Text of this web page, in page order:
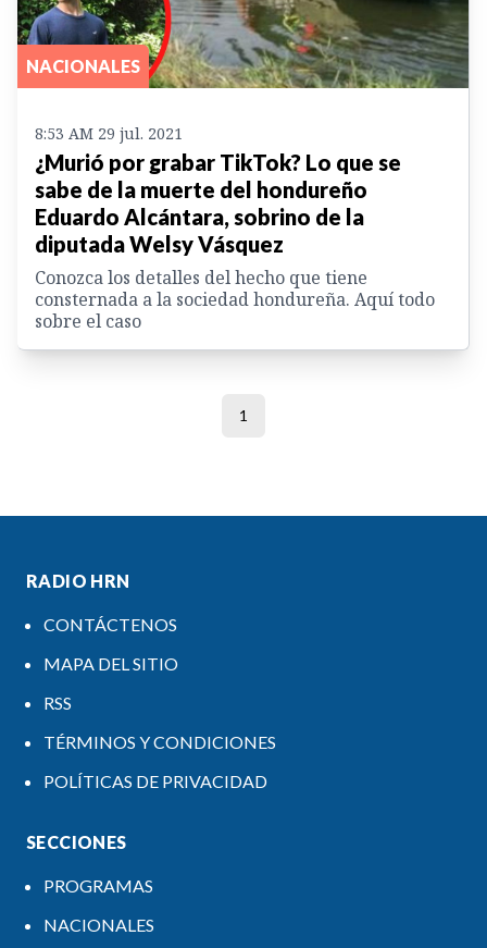
NACIONALES
8:53 AM 29 jul. 2021
¿Murió por grabar TikTok? Lo que se
sabe de la muerte del hondureño
Eduardo Alcántara, sobrino de la
diputada Welsy Vásquez
Conozca los detalles del hecho que tiene
consternada a la sociedad hondureña. Aquí todo
sobre el caso
1
RADIO HRN
CONTÁCTENOS
MAPA DEL SITIO
RSS
TÉRMINOS Y CONDICIONES
POLÍTICAS DE PRIVACIDAD
SECCIONES
PROGRAMAS
NACIONALES